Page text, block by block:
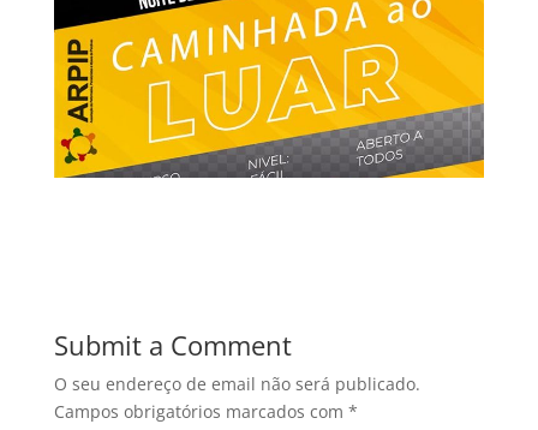
Submit a Comment
O seu endereço de email não será publicado.
Campos obrigatórios marcados com *